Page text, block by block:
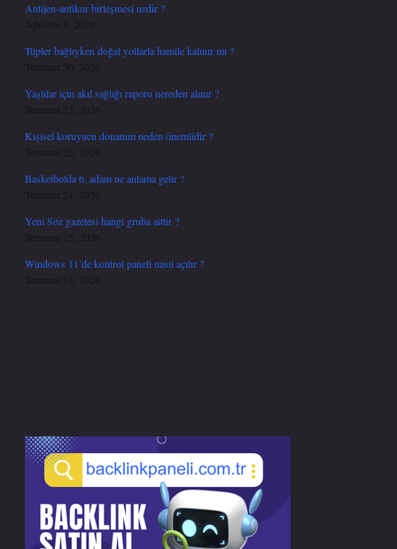
Antijen-antikor birleşmesi nedir ?
Ağustos 4, 2026
Tüpler bağlıyken doğal yollarla hamile kalınır mı ?
Temmuz 30, 2026
Yaşlılar için akıl sağlığı raporu nereden alınır ?
Temmuz 25, 2026
Kişisel koruyucu donanım neden önemlidir ?
Temmuz 25, 2026
Basketbolda 6. adam ne anlama gelir ?
Temmuz 21, 2026
Yeni Söz gazetesi hangi gruba aittir ?
Temmuz 15, 2026
Windows 11’de kontrol paneli nasıl açılır ?
Temmuz 14, 2026